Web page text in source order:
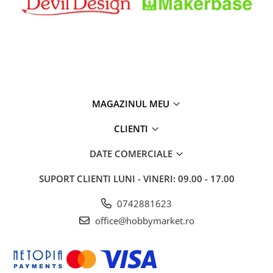
MAGAZINUL MEU
CLIENTI
DATE COMERCIALE
SUPORT CLIENTI LUNI - VINERI: 09.00 - 17.00
0742881623
office@hobbymarket.ro